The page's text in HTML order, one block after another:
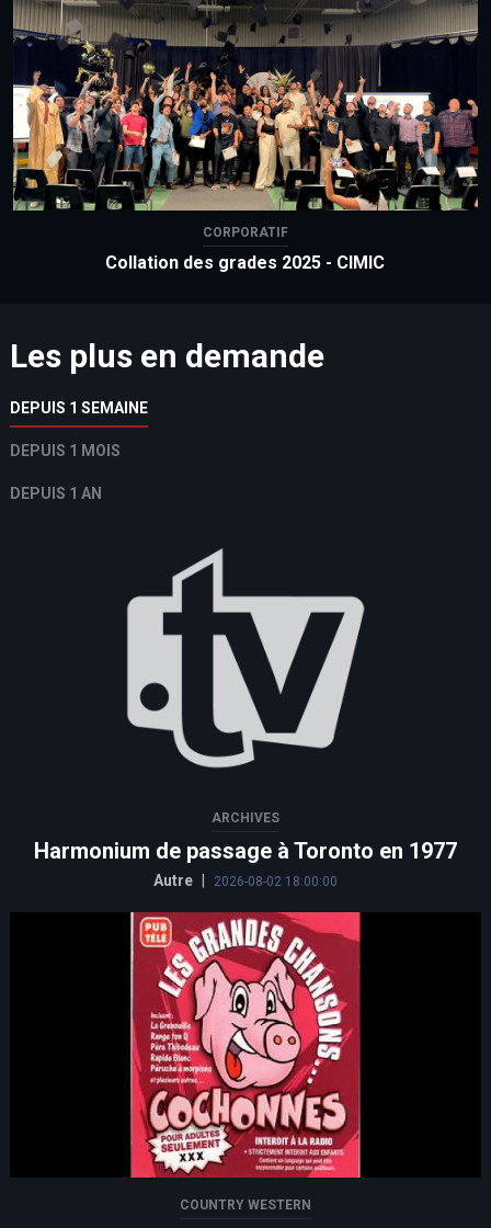
CORPORATIF
Collation des grades 2025 - CIMIC
Les plus en demande
DEPUIS 1 SEMAINE
DEPUIS 1 MOIS
DEPUIS 1 AN
ARCHIVES
Harmonium de passage à Toronto en 1977
Autre 2026-08-02 18:00:00
COUNTRY WESTERN